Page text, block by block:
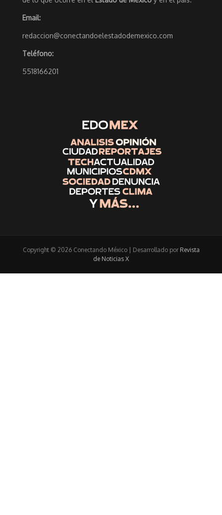
Email:
redaccion@conectandoelestadodemexico.com
Teléfono:
5518166201
Copyright © 2026 Conectando México | Desarrollado por Revista
de Noticias X